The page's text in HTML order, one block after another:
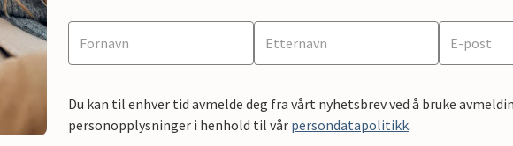
Du kan til enhver tid avmelde deg fra vårt nyhetsbrev ved å bruke
personopplysninger i henhold til vår persondatapolitikk.